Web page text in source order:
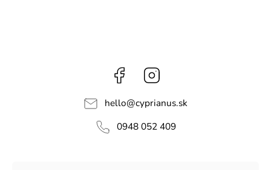
Facebook
hello@cyprianus.sk
0948 052 409